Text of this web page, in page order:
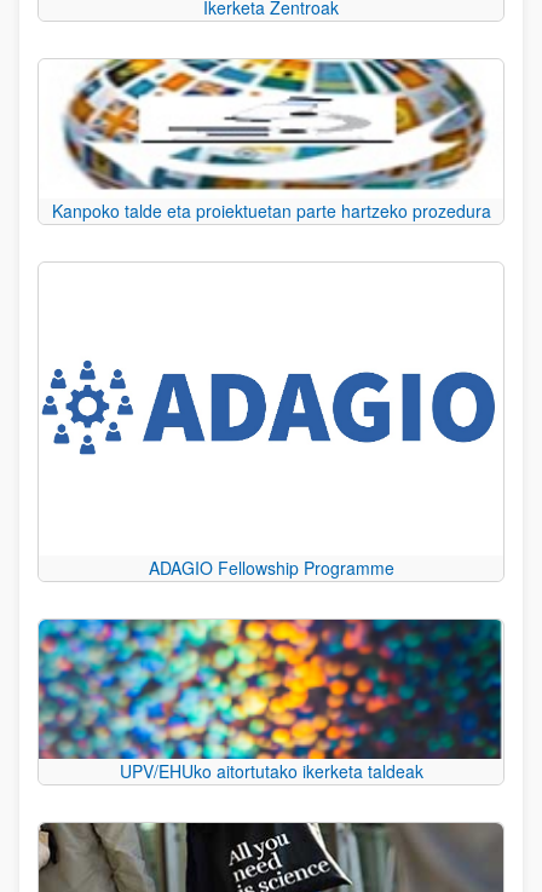
Ikerketa Zentroak
Kanpoko talde eta proiektuetan parte hartzeko prozedura
ADAGIO Fellowship Programme
UPV/EHUko aitortutako ikerketa taldeak